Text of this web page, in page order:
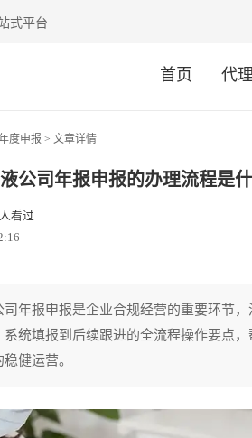
式平台
首页 代
度申报 > 文章详情
公司年报申报的办理流程是
人看过
司年报申报是企业合规经营的重要环节
统填报到后续跟进的全流程操作要点
健运营。